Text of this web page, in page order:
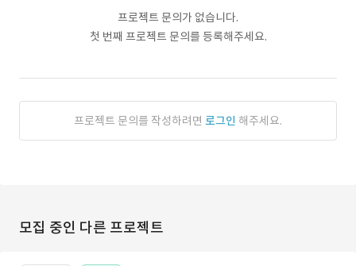
프로젝트 문의가 없습니다.
첫 번째 프로젝트 문의를 등록해주세요.
프로젝트 문의를 작성하려면 로그인 해주세요.
모집 중인 다른 프로젝트